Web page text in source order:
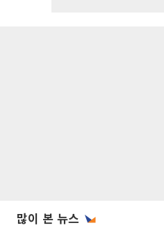
많이 본 뉴스